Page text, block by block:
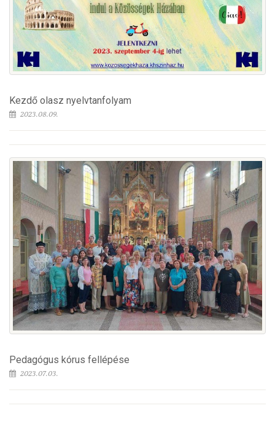
Kezdő olasz nyelvtanfolyam
2023.08.09.
Pedagógus kórus fellépése
2023.07.03.